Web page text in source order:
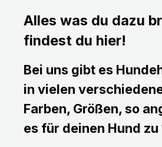
Alles was du dazu
findest du hier!
Bei uns gibt es
in vielen
Farben, Größen, so
es für deinen Hund